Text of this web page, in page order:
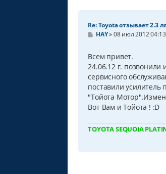
Re: Toyota отзывает
С
б
щ
е
н
и
е
HAY»08 июл 2012 04:13
Всем привет.
24.06.12 г. позвонили
сервисного
поставили усилитель
"Тойота
Вот Вам и Тойота ! :D
TOYOTA SEQUOIA